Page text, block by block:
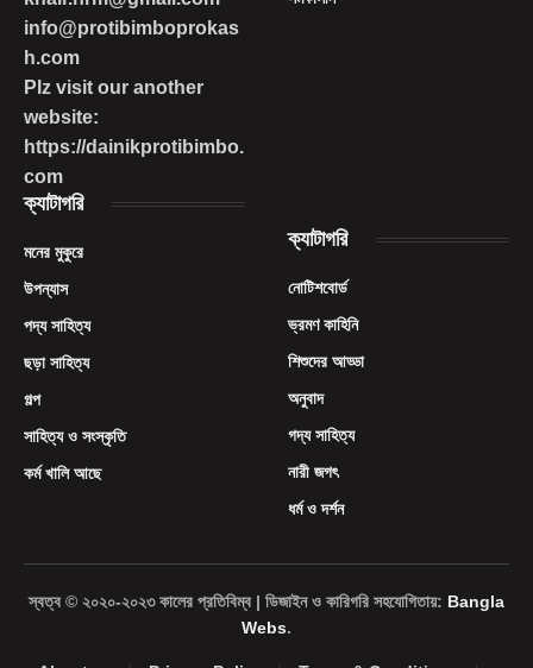
info@protibimboprokas
h.com
Plz visit our another
website:
https://dainikprotibimbo.
com
ক্যাটাগরি
মনের মুকুরে
উপন্যাস
পদ্য সাহিত্য
ছড়া সাহিত্য
গল্প
সাহিত্য ও সংস্কৃতি
কর্ম খালি আছে
ক্যাটাগরি
নোটিশবোর্ড
ভ্রমণ কাহিনি
শিশুদের আড্ডা
অনুবাদ
গদ্য সাহিত্য
নারী জগৎ
ধর্ম ও দর্শন
স্বত্ব © ২০২০-২০২৩ কালের প্রতিবিম্ব | ডিজাইন ও কারিগরি সহযোগিতায়: Bangla
Webs.